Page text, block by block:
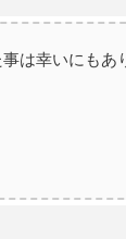
は幸いにもあ